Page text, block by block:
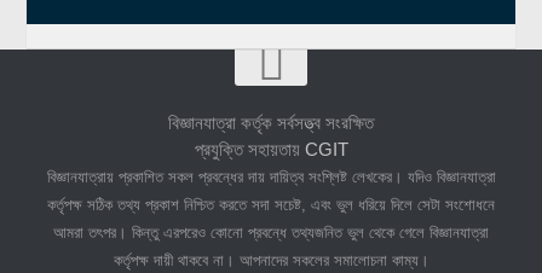
বিজ্ঞানযাত্রা কর্তৃক সর্বসত্ত্ব সংরক্ষিত
প্রযুক্তি সহায়তায় CGIT
বিজ্ঞানযাত্রায় প্রকাশিত সকল প্রবন্ধের দায় দায়িত্ব সংশ্লিষ্ট লেখকের। যদিও বিজ্ঞানযাত্রা
কর্তৃপক্ষ সঠিক তথ্য প্রকাশ নিশ্চিত করতে সদা সচেষ্ট, এবং ভুল ধরিয়ে দিলে সেটা সংশোধনে
আমরা তৎপর। কিন্তু এরপরেও কোনো প্রবন্ধে তথ্যজনিত ভুল থেকে গেলে বিজ্ঞানযাত্রা
কর্তৃপক্ষ দায়ী থাকবে না। আপনাদের সকলের সমালোচনা কাম্য।